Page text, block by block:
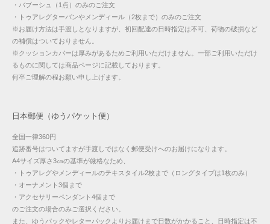
・バブーシュ（1点）のみのご注文
・トゥアレグターバンやメンディール（2枚まで）のみのご注文
※お届け方法は手渡しとなりますが、初回配達の日時指定は不可、荷物の破損など
の補償はついておりません。
※クッションカバーは厚みがあるためご利用いただけません。一部ご利用いただけ
るものに関しては商品ページに記載しております。
何卒ご理解の程お願い申し上げます。
日本郵便（ゆうパケット便）
全国一律360円
追跡番号はついてますが手渡しではなく郵便受けへのお届けになります。
A4サイズ厚さ3㎝の基準が厳格なため、
・トゥアレグやメンディールのテキスタイル2枚まで（ロングタイプは1枚のみ）
・オーナメント3個まで
・アクセサリーペンダント4個まで
のご注文の場合のみご選択ください。
また、ゆうパックやレターパックよりお届けまで日数がかかること、日時指定は不